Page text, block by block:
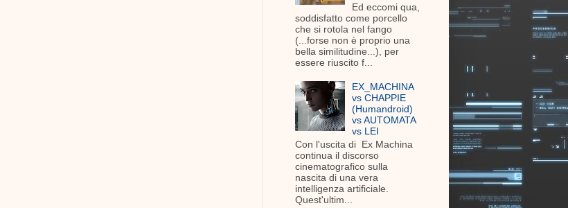
Ed eccomi qua,
soddisfatto come porcello
che si rotola nel fango
(...forse non è proprio una
bella similitudine...), per
essere riuscito f...
EX_MACHINA
vs CHAPPIE
(Humandroid)
vs AUTOMATA
vs LEI
Con l'uscita di Ex Machina
continua il discorso
cinematografico sulla
nascita di una vera
intelligenza artificiale.
Quest'ultim...